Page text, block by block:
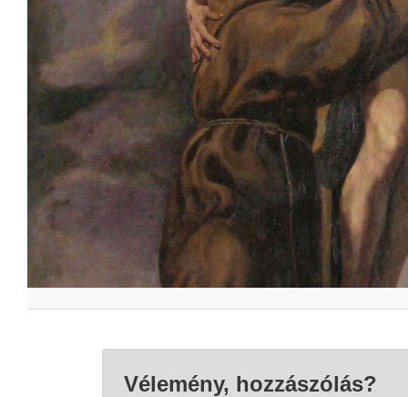
Vélemény, hozzászólás?